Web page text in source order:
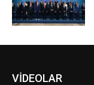
VİDEOLAR